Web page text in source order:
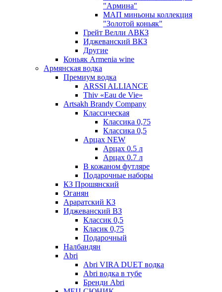
"Армина"
МАП миньоны коллекция
"Золотой коньяк"
Грейт Велли АВКЗ
Иджеванский ВКЗ
Другие
Коньяк Armenia wine
Армянская водка
Премиум водка
ARSSI ALLIANCE
Thiv «Eau de Vie»
Artsakh Brandy Company
Классическая
Классика 0,75
Классика 0,5
Арцах NEW
Арцах 0.5 л
Арцах 0.7 л
В кожаном футляре
Подарочные наборы
КЗ Прошянский
Оганян
Араратский КЗ
Иджеванский ВЗ
Классик 0,5
Класик 0,75
Подарочный
Налбандян
Abri
Abri VIRA DUET водка
Abri водка в тубе
Бренди Abri